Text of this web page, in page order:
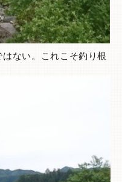
ない。これこそ釣り根